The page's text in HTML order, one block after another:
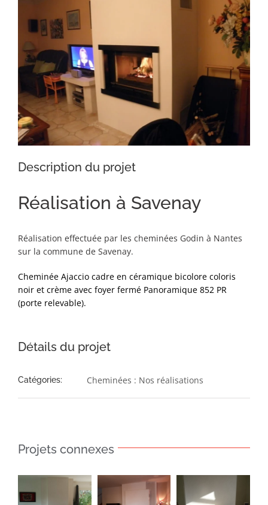
Description du projet
Réalisation à Savenay
Réalisation effectuée par les cheminées Godin à Nantes
sur la commune de Savenay.
Cheminée Ajaccio cadre en céramique bicolore coloris
noir et crème avec foyer fermé Panoramique 852 PR
(porte relevable).
Détails du projet
Catégories: Cheminées : Nos réalisations
Projets connexes